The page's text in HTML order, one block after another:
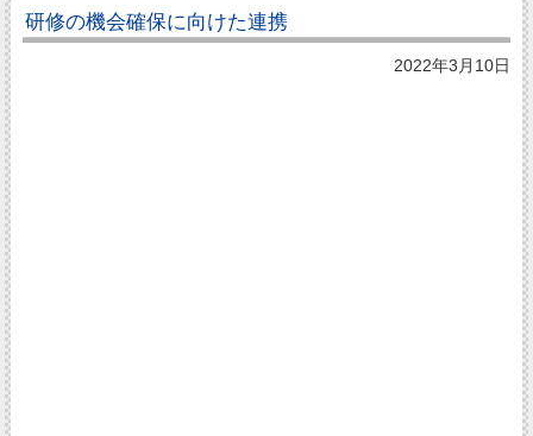
研修の機会確保に向けた連携
2022年3月10日